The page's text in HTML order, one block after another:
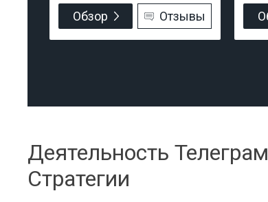
Обзор Отзывы
Деятельность
Стратегии